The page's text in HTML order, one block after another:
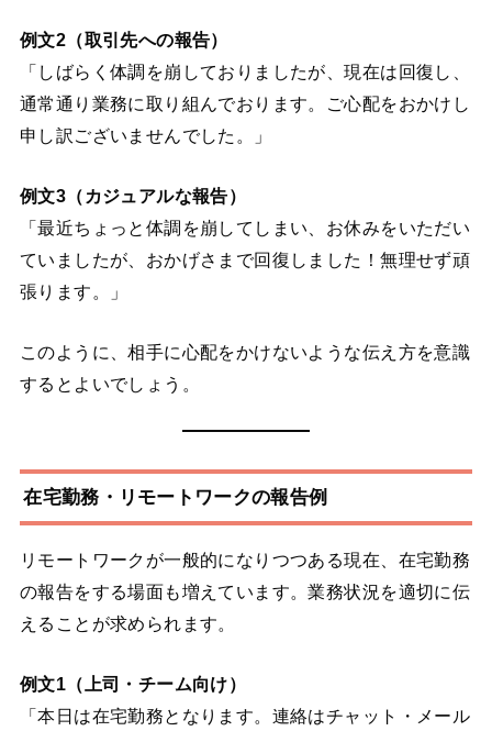
例文2（取引先への報告）
「しばらく体調を崩しておりましたが、現在は回復し、
通常通り業務に取り組んでおります。ご心配をおかけし
申し訳ございませんでした。」
例文3（カジュアルな報告）
「最近ちょっと体調を崩してしまい、お休みをいただい
ていましたが、おかげさまで回復しました！無理せず頑
張ります。」
このように、相手に心配をかけないような伝え方を意識
するとよいでしょう。
在宅勤務・リモートワークの報告例
リモートワークが一般的になりつつある現在、在宅勤務
の報告をする場面も増えています。業務状況を適切に伝
えることが求められます。
例文1（上司・チーム向け）
「本日は在宅勤務となります。連絡はチャット・メール